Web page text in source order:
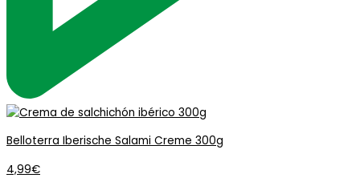
Belloterra Iberische Salami Creme 300g
4,99€